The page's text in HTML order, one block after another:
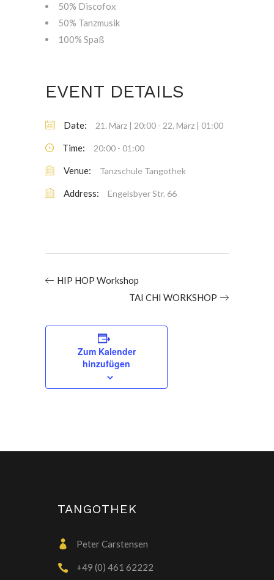
50% Discofox
50% Tanzmusik
100% Spaß
EVENT DETAILS
Date: 21. März | 20:00 - 22. März | 01:00
Time: 20:00 - 01:00
Venue: Tanzschule Tangothek
Address: Engelsbyer Str. 66
HIP HOP Workshop
TAI CHI WORKSHOP
Zum Kalender
hinzufügen
TANGOTHEK
Peter Carstensen
+49 (0) 461 62222